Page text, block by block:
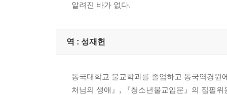
세로와 가로 竪橫 55
고통을 알고 고통에서 벗어나라 知苦出苦 58
대충 얼버무리며 사는 사람들 糊塗 60
업을 따른다 隨業 61
알려진 바가 없다.
역 : 성재헌
동국대학교 불교학과를 졸업하고 동국역경
처님의 생애』, 『청소년불교입문』의 집필